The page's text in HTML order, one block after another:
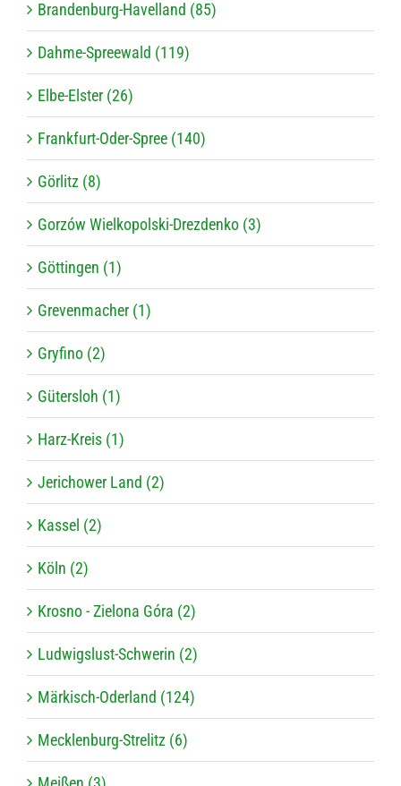
Brandenburg-Havelland (85)
Dahme-Spreewald (119)
Elbe-Elster (26)
Frankfurt-Oder-Spree (140)
Görlitz (8)
Gorzów Wielkopolski-Drezdenko (3)
Göttingen (1)
Grevenmacher (1)
Gryfino (2)
Gütersloh (1)
Harz-Kreis (1)
Jerichower Land (2)
Kassel (2)
Köln (2)
Krosno - Zielona Góra (2)
Ludwigslust-Schwerin (2)
Märkisch-Oderland (124)
Mecklenburg-Strelitz (6)